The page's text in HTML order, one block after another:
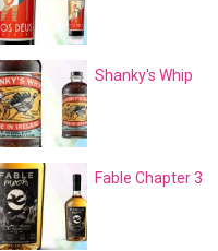
Shanky's Whip
Fable Chapter 3